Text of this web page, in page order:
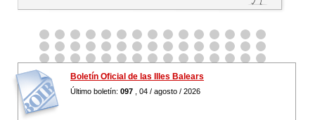
Boletín Oficial de las Illes Balears
Último boletín: 097 , 04 / agosto / 2026